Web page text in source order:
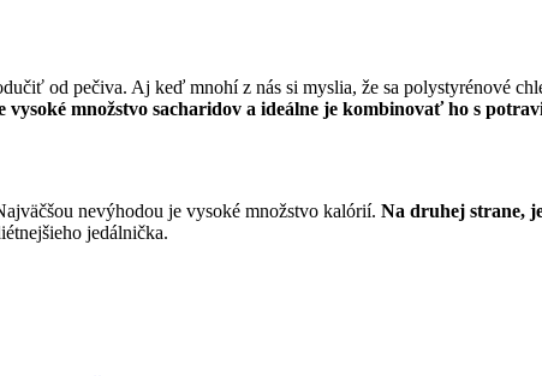
od pečiva. Aj keď mnohí z nás si myslia, že sa polystyrénové
množstvo sacharidov a ideálne je kombinovať ho s
nevýhodou je vysoké množstvo kalórií. Na druhej strane,
jedálnička.